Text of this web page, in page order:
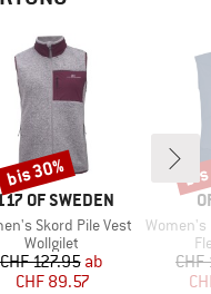
OF SWEDEN
Skord Pile Vest
Produktgruppe
Wollgilet
Preis
CHF 127.95reduzierter Preis
ab
CHF 89.57
bis 30%
Artikel
Women's